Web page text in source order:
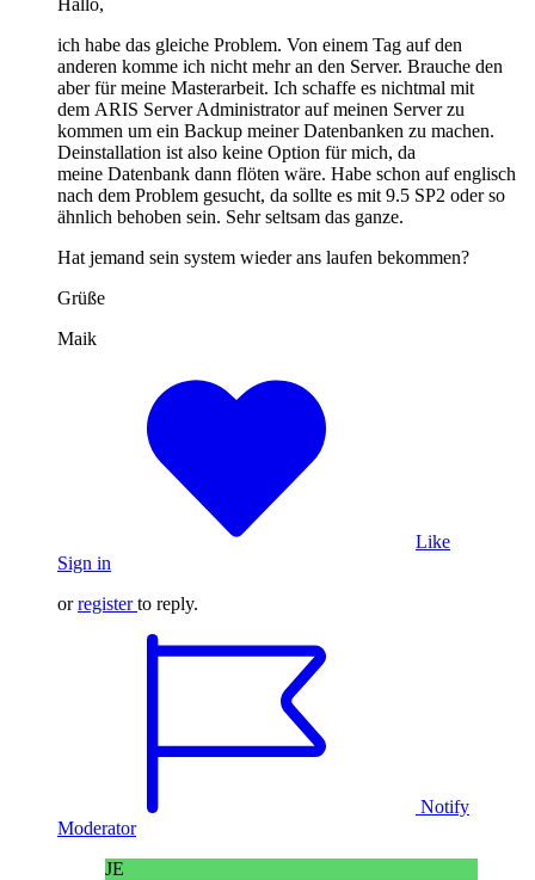
ich habe das gleiche Problem. Von einem Tag auf den
anderen komme ich nicht mehr an den Server. Brauche den
aber für meine Masterarbeit. Ich schaffe es nichtmal mit
dem ARIS Server Administrator auf meinen Server zu
kommen um ein Backup meiner Datenbanken zu machen.
Deinstallation ist also keine Option für mich, da
meine Datenbank dann flöten wäre. Habe schon auf englisch
nach dem Problem gesucht, da sollte es mit 9.5 SP2 oder so
ähnlich behoben sein. Sehr seltsam das ganze.
Hat jemand sein system wieder ans laufen bekommen?
Grüße
Maik
Like
Sign in
orregister to reply.
Notify
Moderator
JE